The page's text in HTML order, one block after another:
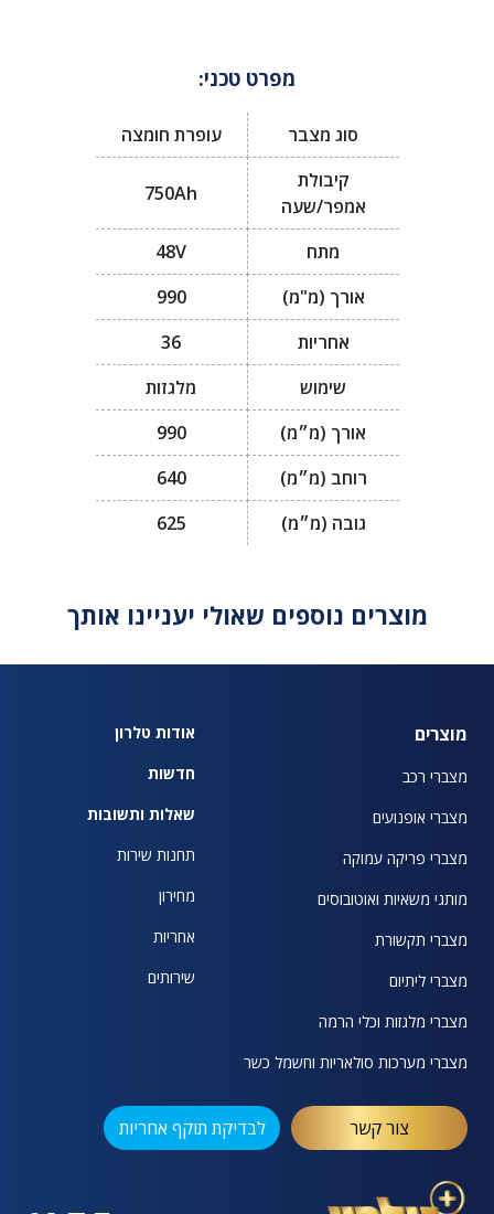
מפרט טכני:
סוג מצבר
עופרת חומצה
קיבולת
אמפר/שעה
750Ah
מתח
48V
אורך (מ"מ)
990
אחריות
36
שימוש
מלגזות
אורך (מ״מ)
990
רוחב (מ״מ)
640
גובה (מ״מ)
625
מוצרים נוספים שאולי יעניינו אותך
מוצרים
מצברי רכב
מצברי אופנועים
מצברי פריקה עמוקה
מותגי משאיות ואוטובוסים
מצברי תקשורת
מצברי ליתיום
מצברי מלגזות וכלי הרמה
מצברי מערכות סולאריות וחשמל כשר
אודות טלרון
חדשות
שאלות ותשובות
תחנות שירות
מחירון
אחריות
שירותים
צור קשר לבדיקת תוקף אחריות